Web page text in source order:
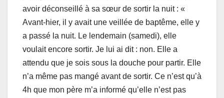
avoir déconseillé à sa sœur de sortir la nuit : «
Avant-hier, il y avait une veillée de baptême, elle y
a passé la nuit. Le lendemain (samedi), elle
voulait encore sortir. Je lui ai dit : non. Elle a
attendu que je sois sous la douche pour partir. Elle
n’a même pas mangé avant de sortir. Ce n’est qu’à
4h que mon père m’a informé qu’elle n’est pas